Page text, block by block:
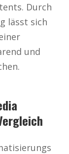
Durch
lässt sich
und